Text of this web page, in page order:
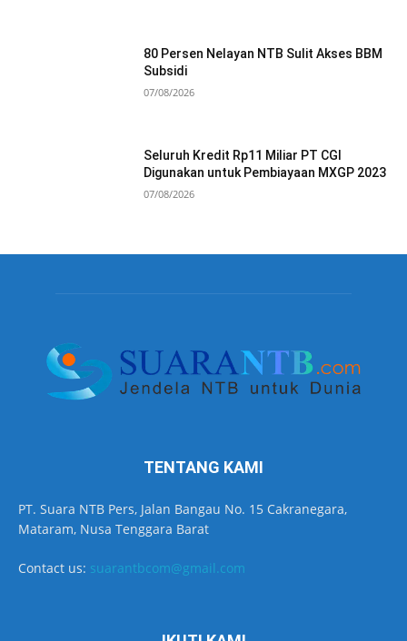
80 Persen Nelayan NTB Sulit Akses BBM
Subsidi
07/08/2026
Seluruh Kredit Rp11 Miliar PT CGI
Digunakan untuk Pembiayaan MXGP 2023
07/08/2026
TENTANG KAMI
PT. Suara NTB Pers, Jalan Bangau No. 15 Cakranegara,
Mataram, Nusa Tenggara Barat
Contact us: suarantbcom@gmail.com